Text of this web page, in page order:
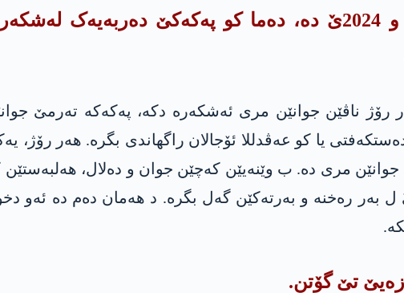
د ناڤبەرا سالێن 2017 و 2024ێ دە، دەما کو پەکەکێ
رۆژ ناڤێن جوانێن مری ئەشکەرە دکە، پەکەکە تەرمێ
دەستکەفتی یا کو عەڤدللا ئۆجالان راگھاندی بگرە. ھەر رۆژ،
جوانێن مری دە. ب وێنەیێن کەچێن جوان و دەلال،
رەخنە و بەرتەکێن گەل بگرە. د ھەمان دەم دە ئەو
تێ گۆتن.